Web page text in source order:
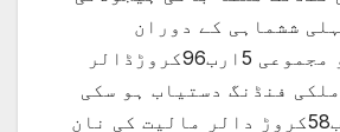
ششماہی کے دوران
پاکستان کو جو مجموعی 5ارب96کروڑڈالر
فنڈنگ دستیاب ہو سکی
ہے اس میں 3ارب58کروڑ دالر مالیت کی نان